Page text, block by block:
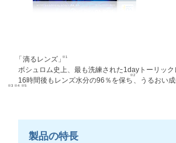
「 滴るレンズ」※1
ボシュロム史上、最も洗練された1dayトーリック
16時間後もレンズ水分の96％を保ち
※2
、うるおい成
※3 ※4 ※5
製品の特長